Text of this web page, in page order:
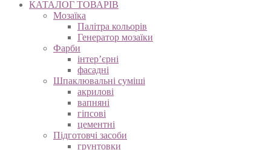
КАТАЛОГ ТОВАРІВ
Мозаїка
Палітра кольорів
Генератор мозаїки
Фарби
інтер’єрні
фасадні
Шпаклювальні суміші
акрилові
вапняні
гіпсові
цементні
Підготовчі засоби
грунтовки